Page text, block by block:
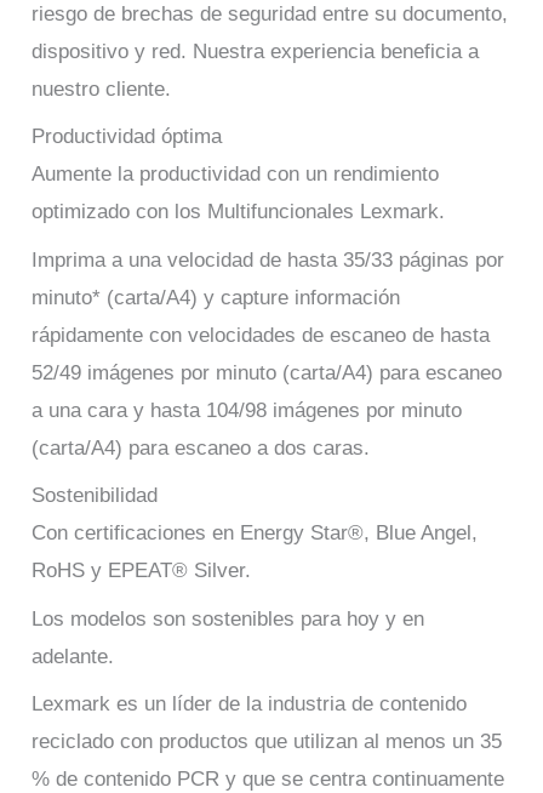
riesgo de brechas de seguridad entre su documento,
dispositivo y red. Nuestra experiencia beneficia a
nuestro cliente.
Productividad óptima
Aumente la productividad con un rendimiento
optimizado con los Multifuncionales Lexmark.
Imprima a una velocidad de hasta 35/33 páginas por
minuto* (carta/A4) y capture información
rápidamente con velocidades de escaneo de hasta
52/49 imágenes por minuto (carta/A4) para escaneo
a una cara y hasta 104/98 imágenes por minuto
(carta/A4) para escaneo a dos caras.
Sostenibilidad
Con certificaciones en Energy Star®, Blue Angel,
RoHS y EPEAT® Silver.
Los modelos son sostenibles para hoy y en
adelante.
Lexmark es un líder de la industria de contenido
reciclado con productos que utilizan al menos un 35
% de contenido PCR y que se centra continuamente